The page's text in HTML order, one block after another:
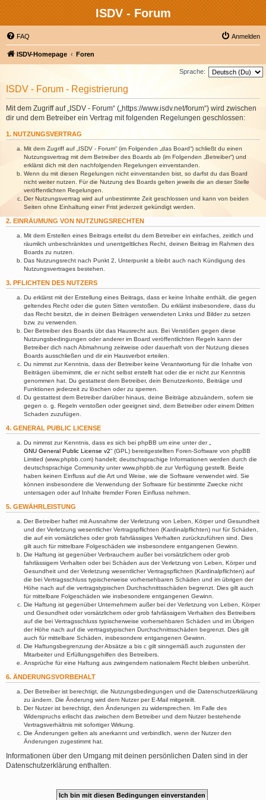
ISDV - Forum
FAQ Anmelden
ISDV-Homepage Foren
Sprache:
ISDV - Forum - Registrierung
Mit dem Zugriff auf „ISDV - Forum“ („https://www.isdv.net/forum“) wird zwischen
dir und dem Betreiber ein Vertrag mit folgenden Regelungen geschlossen:
1. NUTZUNGSVERTRAG
Mit dem Zugriff auf „ISDV - Forum“ (im Folgenden „das Board“) schließt du einen
Nutzungsvertrag mit dem Betreiber des Boards ab (im Folgenden „Betreiber“) und
erklärst dich mit den nachfolgenden Regelungen einverstanden.
Wenn du mit diesen Regelungen nicht einverstanden bist, so darfst du das Board
nicht weiter nutzen. Für die Nutzung des Boards gelten jeweils die an dieser Stelle
veröffentlichten Regelungen.
Der Nutzungsvertrag wird auf unbestimmte Zeit geschlossen und kann von beiden
Seiten ohne Einhaltung einer Frist jederzeit gekündigt werden.
2. EINRÄUMUNG VON NUTZUNGSRECHTEN
Mit dem Erstellen eines Beitrags erteilst du dem Betreiber ein einfaches, zeitlich und
räumlich unbeschränktes und unentgeltliches Recht, deinen Beitrag im Rahmen des
Boards zu nutzen.
Das Nutzungsrecht nach Punkt 2, Unterpunkt a bleibt auch nach Kündigung des
Nutzungsvertrages bestehen.
3. PFLICHTEN DES NUTZERS
Du erklärst mit der Erstellung eines Beitrags, dass er keine Inhalte enthält, die gegen
geltendes Recht oder die guten Sitten verstoßen. Du erklärst insbesondere, dass du
das Recht besitzt, die in deinen Beiträgen verwendeten Links und Bilder zu setzen
bzw. zu verwenden.
Der Betreiber des Boards übt das Hausrecht aus. Bei Verstößen gegen diese
Nutzungsbedingungen oder anderer im Board veröffentlichten Regeln kann der
Betreiber dich nach Abmahnung zeitweise oder dauerhaft von der Nutzung dieses
Boards ausschließen und dir ein Hausverbot erteilen.
Du nimmst zur Kenntnis, dass der Betreiber keine Verantwortung für die Inhalte von
Beiträgen übernimmt, die er nicht selbst erstellt hat oder die er nicht zur Kenntnis
genommen hat. Du gestattest dem Betreiber, dein Benutzerkonto, Beiträge und
Funktionen jederzeit zu löschen oder zu sperren.
Du gestattest dem Betreiber darüber hinaus, deine Beiträge abzuändern, sofern sie
gegen o. g. Regeln verstoßen oder geeignet sind, dem Betreiber oder einem Dritten
Schaden zuzufügen.
4. GENERAL PUBLIC LICENSE
Du nimmst zur Kenntnis, dass es sich bei phpBB um eine unter der „
GNU General Public License v2“ (GPL) bereitgestellten Foren-Software von phpBB
Limited (www.phpbb.com) handelt; deutschsprachige Informationen werden durch die
deutschsprachige Community unter www.phpbb.de zur Verfügung gestellt. Beide
haben keinen Einfluss auf die Art und Weise, wie die Software verwendet wird. Sie
können insbesondere die Verwendung der Software für bestimmte Zwecke nicht
untersagen oder auf Inhalte fremder Foren Einfluss nehmen.
5. GEWÄHRLEISTUNG
Der Betreiber haftet mit Ausnahme der Verletzung von Leben, Körper und Gesundheit
und der Verletzung wesentlicher Vertragspflichten (Kardinalpflichten) nur für Schäden,
die auf ein vorsätzliches oder grob fahrlässiges Verhalten zurückzuführen sind. Dies
gilt auch für mittelbare Folgeschäden wie insbesondere entgangenen Gewinn.
Die Haftung ist gegenüber Verbrauchern außer bei vorsätzlichem oder grob
fahrlässigem Verhalten oder bei Schäden aus der Verletzung von Leben, Körper und
Gesundheit und der Verletzung wesentlicher Vertragspflichten (Kardinalpflichten) auf
die bei Vertragsschluss typischerweise vorhersehbaren Schäden und im übrigen der
Höhe nach auf die vertragstypischen Durchschnittsschäden begrenzt. Dies gilt auch
für mittelbare Folgeschäden wie insbesondere entgangenen Gewinn.
Die Haftung ist gegenüber Unternehmern außer bei der Verletzung von Leben, Körper
und Gesundheit oder vorsätzlichem oder grob fahrlässigem Verhalten des Betreibers
auf die bei Vertragsschluss typischerweise vorhersehbaren Schäden und im Übrigen
der Höhe nach auf die vertragstypischen Durchschnittsschäden begrenzt. Dies gilt
auch für mittelbare Schäden, insbesondere entgangenen Gewinn.
Die Haftungsbegrenzung der Absätze a bis c gilt sinngemäß auch zugunsten der
Mitarbeiter und Erfüllungsgehilfen des Betreibers.
Ansprüche für eine Haftung aus zwingendem nationalem Recht bleiben unberührt.
6. ÄNDERUNGSVORBEHALT
Der Betreiber ist berechtigt, die Nutzungsbedingungen und die Datenschutzerklärung
zu ändern. Die Änderung wird dem Nutzer per E-Mail mitgeteilt.
Der Nutzer ist berechtigt, den Änderungen zu widersprechen. Im Falle des
Widerspruchs erlischt das zwischen dem Betreiber und dem Nutzer bestehende
Vertragsverhältnis mit sofortiger Wirkung.
Die Änderungen gelten als anerkannt und verbindlich, wenn der Nutzer den
Änderungen zugestimmt hat.
Informationen über den Umgang mit deinen persönlichen Daten sind in der
Datenschutzerklärung enthalten.